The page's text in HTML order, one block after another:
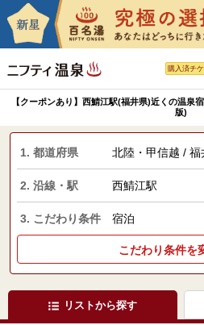
購入済チ
【クーポンあり】西鯖江駅(福井県)近くの温泉
版)
1. 都道府県 北陸・甲信越 / 福
2. 沿線・駅 西鯖江駅
3. こだわり条件 宿泊
こだわり条件を
リストから探す